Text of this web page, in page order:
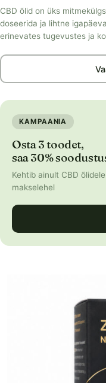
CBD õlid on üks
doseerida ja lihtne
erinevates tugevustes ja
KAMPAANIA
Osta 3 toodet,
saa 30%
Kehtib ainult CBD
makselehel